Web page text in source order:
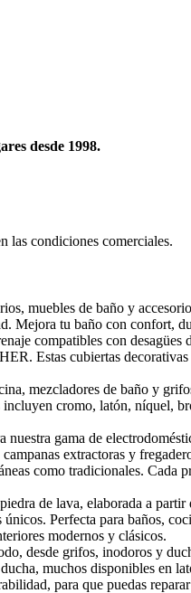
desde 1998.
las condiciones comerciales.
muebles de baño y
Mejora tu baño con confort,
compatibles con
Estas cubiertas
mezcladores de baño y
cromo, latón, níquel,
gama de
extractoras y
como tradicionales.
de lava, elaborada a
Perfecta para baños,
modernos y clásicos.
desde grifos, inodoros y
muchos disponibles en
para que puedas